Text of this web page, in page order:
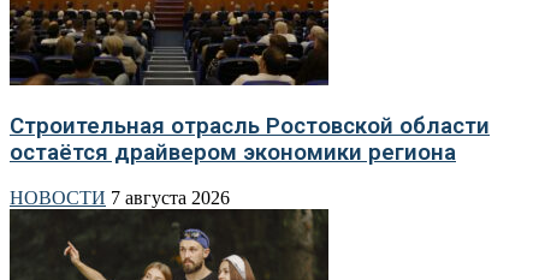
Строительная отрасль Ростовской области
остаётся драйвером экономики региона
НОВОСТИ 7 августа 2026